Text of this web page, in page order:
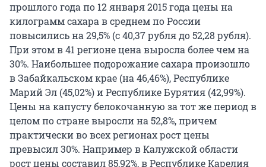
прошлого года по 12 января 2015 года цены на
килограмм сахара в среднем по России
повысились на 29,5% (с 40,37 рубля до 52,28 рубля).
При этом в 41 регионе цена выросла более чем на
30%. Наибольшее подорожание сахара произошло
в Забайкальском крае (на 46,46%), Республике
Марий Эл (45,02%) и Республике Бурятия (42,99%).
Цены на капусту белокочанную за тот же период в
целом по стране выросли на 52,8%, причем
практически во всех регионах рост цены
превысил 30%. Например в Калужской области
рост цены составил 85,92%, в Республике Карелия